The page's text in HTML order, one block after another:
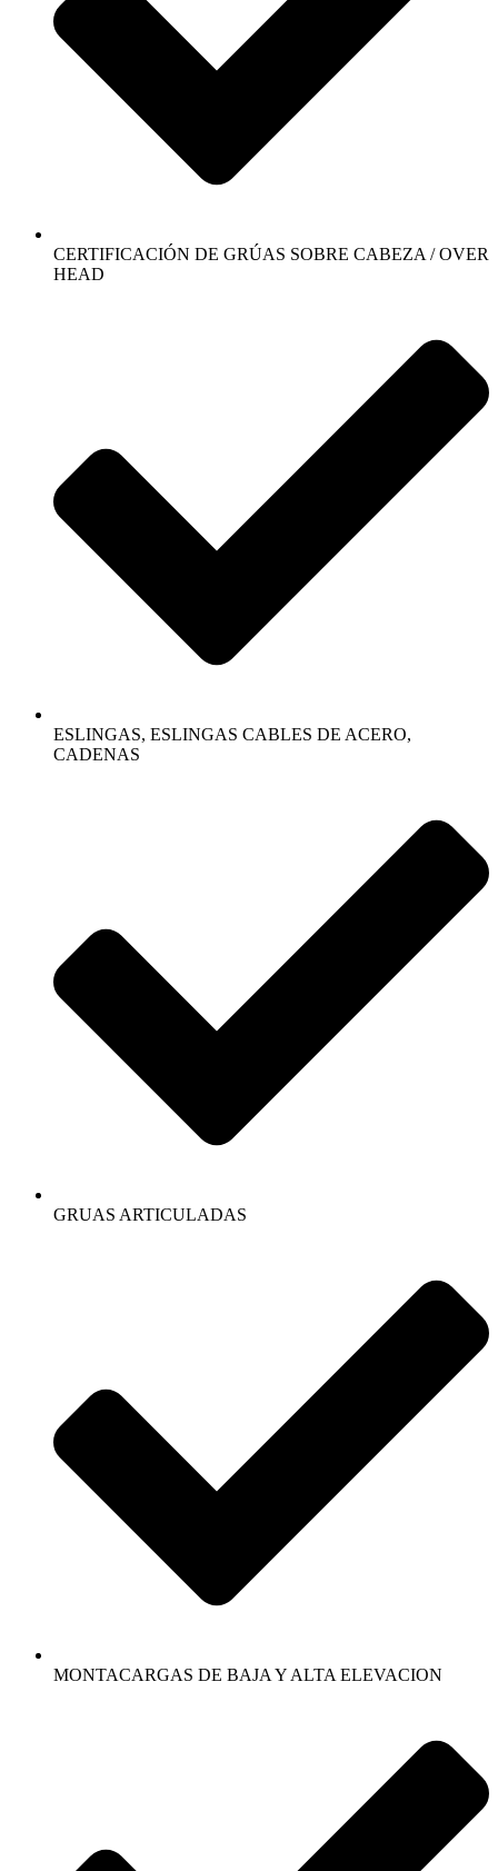
CERTIFICACIÓN DE GRÚAS SOBRE CABEZA / OVER
HEAD
ESLINGAS, ESLINGAS CABLES DE ACERO,
CADENAS
GRUAS ARTICULADAS
MONTACARGAS DE BAJA Y ALTA ELEVACION